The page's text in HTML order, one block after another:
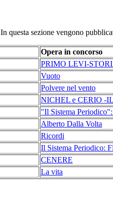
In questa sezione vengono
Opera in concorso
PRIMO LEVI-
Vuoto
Polvere nel vento
NICHEL e CERIO -
"Il Sistema
Alberto Dalla Volta
Ricordi
Il Sistema Periodico:
CENERE
La vita